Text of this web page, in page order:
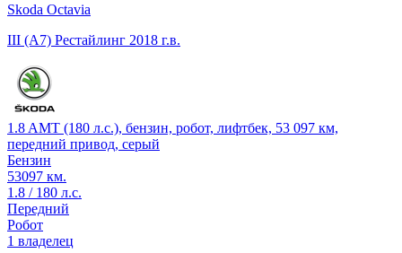
Skoda Octavia
III (A7) Рестайлинг 2018 г.в.
1.8 AMT (180 л.с.), бензин, робот, лифтбек, 53 097 км,
передний привод, серый
Бензин
53097 км.
1.8 / 180 л.с.
Передний
Робот
1 владелец